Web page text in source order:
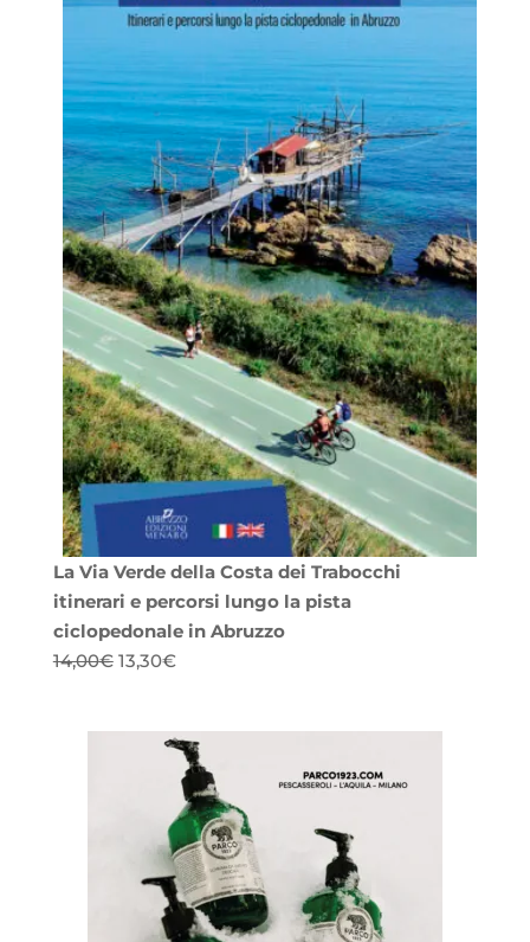
La Via Verde della Costa dei Trabocchi
itinerari e percorsi lungo la pista
ciclopedonale in Abruzzo
14,00€ Il
13,30€Il
è:
13,30€.